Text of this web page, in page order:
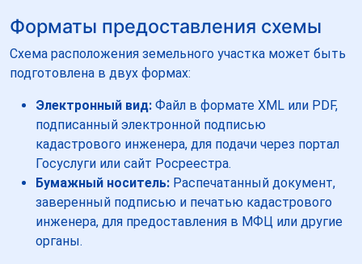
Форматы предоставления схемы
Схема расположения земельного участка может быть
подготовлена в двух формах:
Электронный вид: Файл в формате XML или PDF,
подписанный электронной подписью
кадастрового инженера, для подачи через портал
Госуслуги или сайт Росреестра.
Бумажный носитель: Распечатанный документ,
заверенный подписью и печатью кадастрового
инженера, для предоставления в МФЦ или другие
органы.